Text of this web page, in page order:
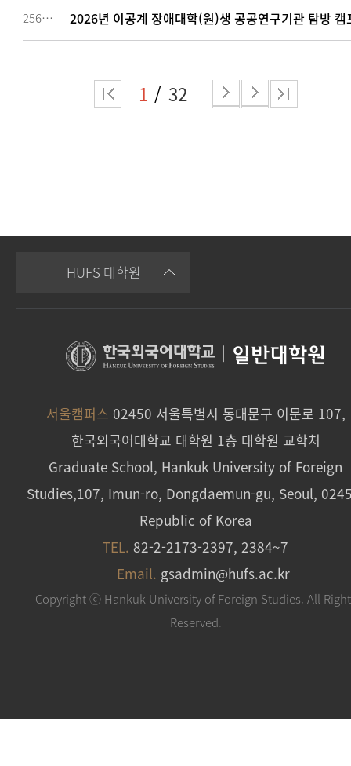
256906 2026년 이공계 장애대학(원)생 공공연구기관 탐방 캠
1 32
HUFS 대학원
일반대학원
서울캠퍼스 02450 서울특별시 동대문구 이문로 107,
한국외국어대학교 대학원 1층 대학원 교학처
Graduate School, Hankuk University of Foreign
Studies,107, Imun-ro, Dongdaemun-gu, Seoul,
Republic of Korea
TEL. 82-2-2173-2397, 2384~7
Email. gsadmin@hufs.ac.kr
Copyright ⓒ Hankuk University of Foreign Studies. All
Reserved.